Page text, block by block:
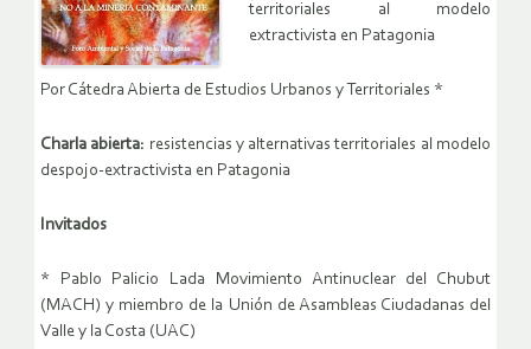
territoriales al modelo
extractivista en Patagonia
Por Cátedra Abierta de Estudios Urbanos y Territoriales *
Charla abierta: resistencias y alternativas territoriales al modelo
despojo-extractivista en Patagonia
Invitados
* Pablo Palicio Lada Movimiento Antinuclear del Chubut
(MACH) y miembro de la Unión de Asambleas Ciudadanas del
Valle y la Costa (UAC)